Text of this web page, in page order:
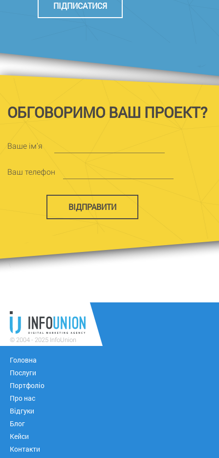
ПІДПИСАТИСЯ
ОБГОВОРИМО ВАШ ПРОЕКТ?
Ваше ім'я
Ваш телефон
ВІДПРАВИТИ
© 2004 - 2025 InfoUnion
Головна
Послуги
Портфоліо
Про нас
Відгуки
Блог
Кейси
Контакти